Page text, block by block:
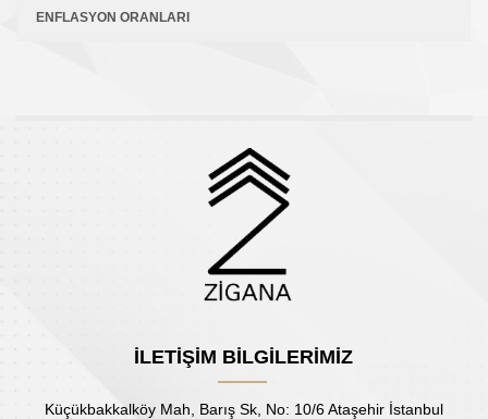
ENFLASYON ORANLARI
İLETİŞİM BİLGİLERİMİZ
Küçükbakkalköy Mah, Barış Sk, No: 10/6 Ataşehir İstanbul